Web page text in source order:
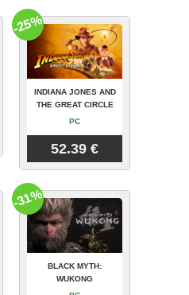
INDIANA JONES AND
THE GREAT CIRCLE
PC
52.39 €
-25%
BLACK MYTH:
WUKONG
-31%